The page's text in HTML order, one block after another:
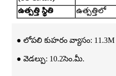
ఉత్పత్తి స్థితి
ఉత్పత్తిలో
● లోపలి కుహరం వ్యాసం: 11.3M
● వెడల్పు: 10.2సెం.మీ.